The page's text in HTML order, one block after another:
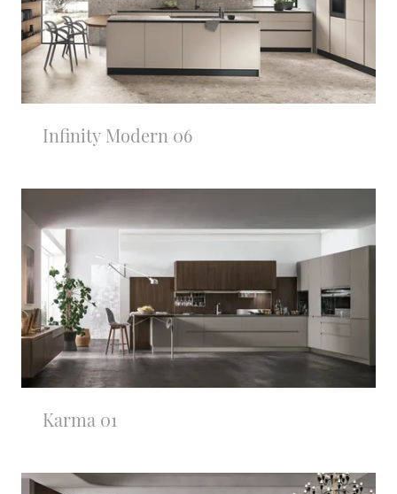
Infinity Modern 06
Karma 01